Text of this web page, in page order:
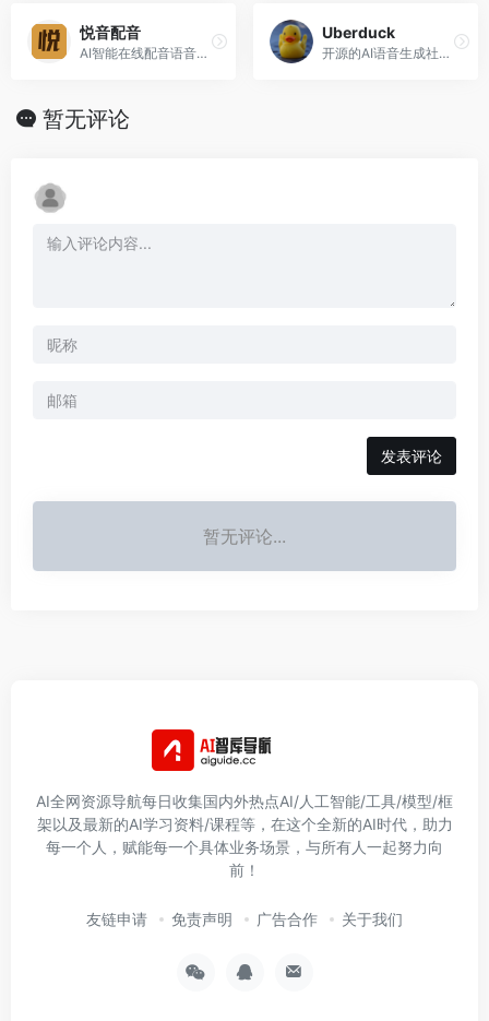
悦音配音
AI智能在线配音语音合成工具
Uberduck
开源的AI语音生成社区，5000多种不同的声音
暂无评论
发表评论
暂无评论...
AI全网资源导航每日收集国内外热点AI/人工智能/工具/模型/框
架以及最新的AI学习资料/课程等，在这个全新的AI时代，助力
每一个人，赋能每一个具体业务场景，与所有人一起努力向
前！
友链申请 免责声明 广告合作 关于我们